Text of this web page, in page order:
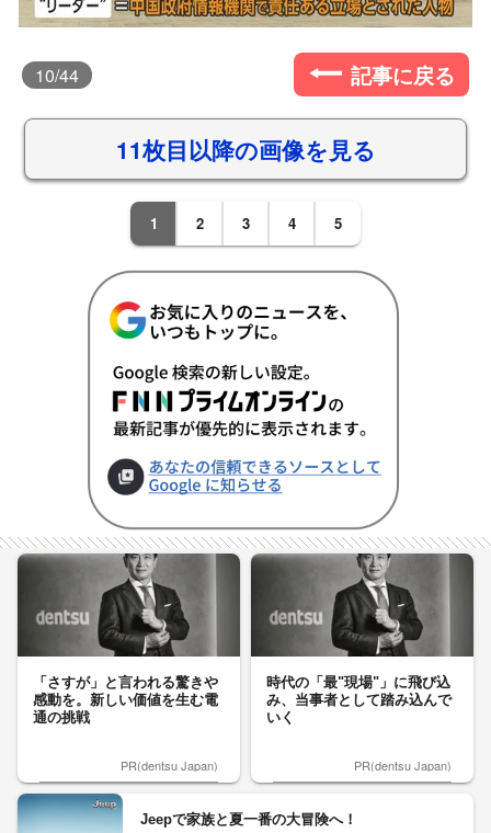
10/44 記事に戻る
11枚目以降の画像を見る
1 2 3 4 5
「さすが」と言われる驚きや
感動を。新しい価値を生む電
通の挑戦
PR(dentsu Japan)
時代の「最"現場"」に飛び込
み、当事者として踏み込んで
いく
PR(dentsu Japan)
Jeepで家族と夏一番の大冒険へ！